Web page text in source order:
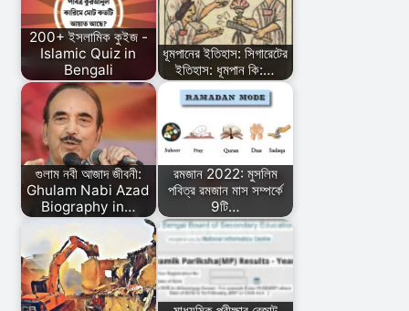
200+ ইসলামিক কুইজ -
Islamic Quiz in
Bengali
ধূমপানের ইতিহাস: সিগারেটের
ইতিহাস: ধূমপান কি:…
গুলাম নবী আজাদ জীবনী:
Ghulam Nabi Azad
Biography in…
রমজান 2022: মুসলিম
পবিত্র রমজান মাস সম্পর্কে
9টি…